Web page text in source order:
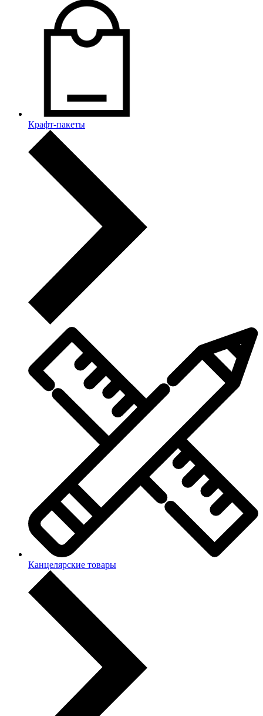
Крафт-пакеты
Канцелярские товары